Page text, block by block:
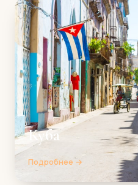
Куба
Подробнее →